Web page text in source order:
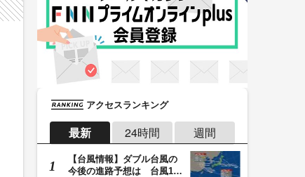
アクセスランキング
最新 24時間 週間
【台風情報】ダブル台風の
今後の進路予想は 台風13